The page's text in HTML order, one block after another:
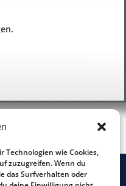
Technologien wie Cookies,
zuzugreifen. Wenn du
das Surfverhalten oder